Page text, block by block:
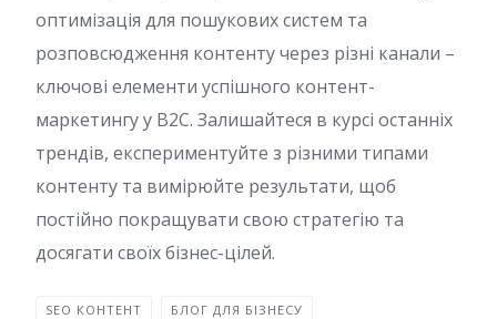
оптимізація для пошукових систем та
розповсюдження контенту через різні канали –
ключові елементи успішного контент-
маркетингу у B2C. Залишайтеся в курсі останніх
трендів, експериментуйте з різними типами
контенту та вимірюйте результати, щоб
постійно покращувати свою стратегію та
досягати своїх бізнес-цілей.
SEO КОНТЕНТ БЛОГ ДЛЯ БІЗНЕСУ